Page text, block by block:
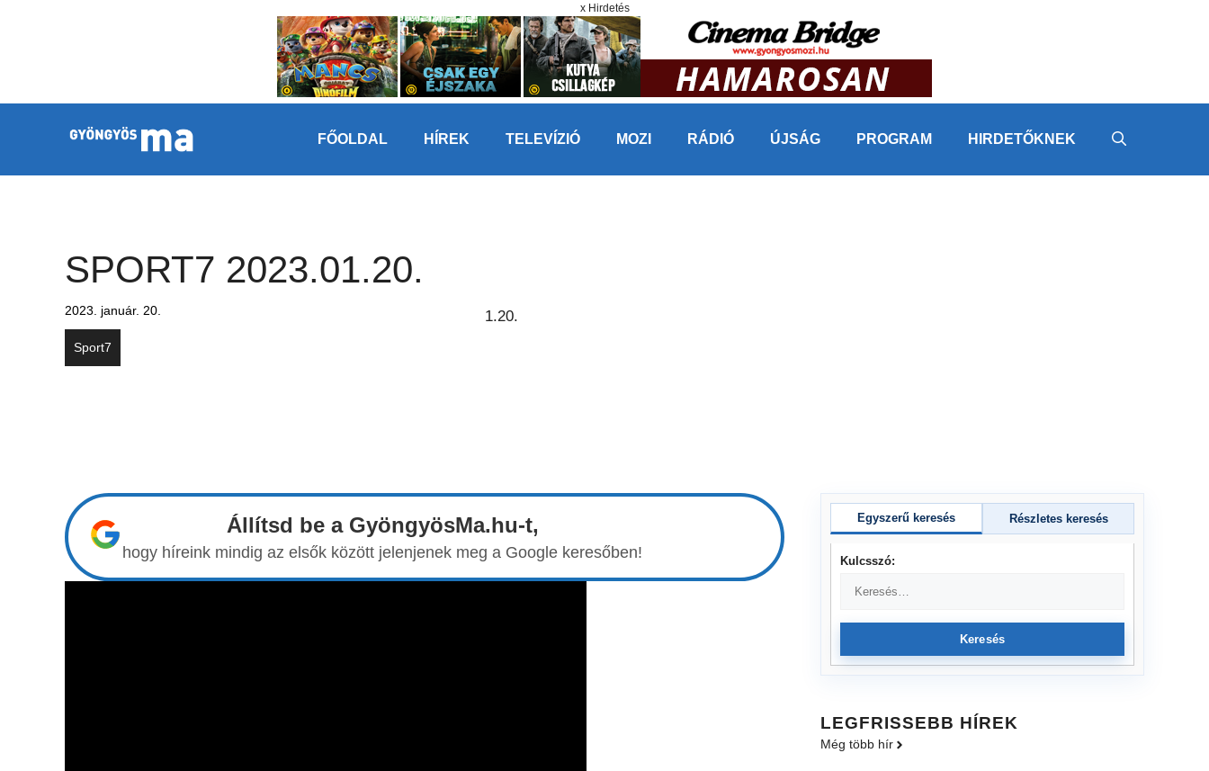
x Hirdetés
FŐOLDAL HÍREK TELEVÍZIÓ MOZI RÁDIÓ ÚJSÁG PROGRAM HIRDETŐKNEK
SPORT7 2023.01.20.
2023. január. 20.
Sport7
Állítsd be a GyöngyösMa.hu-t,
hogy híreink mindig az elsők között jelenjenek meg a Google keresőben!
Egyszerű keresés Részletes keresés
Kulcsszó:
Keresés
LEGFRISSEBB HÍREK
Még több hír